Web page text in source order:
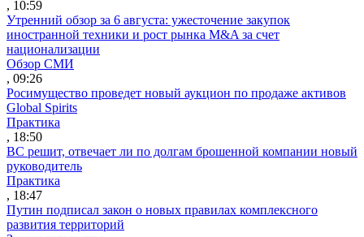
, 10:59
Утренний обзор за 6 августа: ужесточение закупок
иностранной техники и рост рынка M&A за счет
национализации
Обзор СМИ
, 09:26
Росимущество проведет новый аукцион по продаже активов
Global Spirits
Практика
, 18:50
ВС решит, отвечает ли по долгам брошенной компании новый
руководитель
Практика
, 18:47
Путин подписал закон о новых правилах комплексного
развития территорий